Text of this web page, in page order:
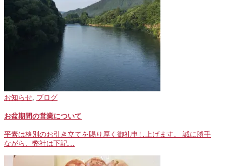
お知らせ, ブログ
お盆期間の営業について
平素は格別のお引き立てを賜り厚く御礼申し上げます。 誠に勝手
ながら、弊社は下記…